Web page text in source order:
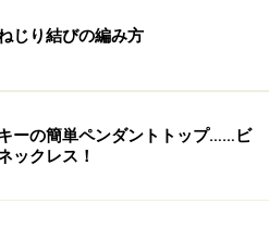
のりで貼り合せます。
じり結びの編み方
ーの簡単ペンダントトップ……ビ
ックレス！